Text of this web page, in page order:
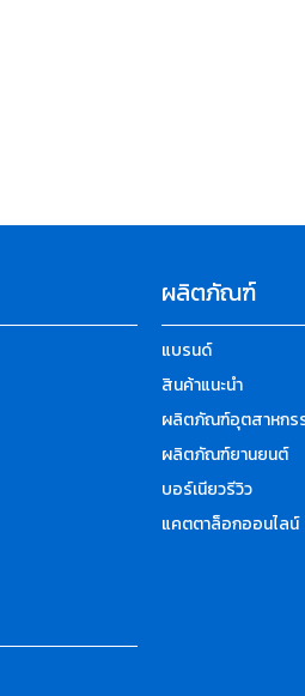
ผลิตภัณฑ์
แบรนด์
สินค้าแนะนำ
ผลิตภัณฑ์อุตสาหกร
ผลิตภัณฑ์ยานยนต์
บอร์เนียวรีวิว
แคตตาล็อกออนไลน์